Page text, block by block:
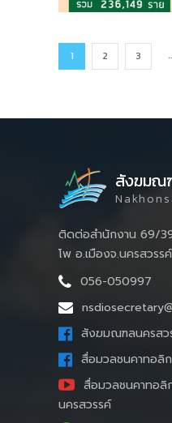
1 2 3
สังฆมณ
ติดต่อสำนักงาน 69/
โพ อ.เมืองจ.นครสวร
056-050997
สังฆมณฑลนครสว
สื่อมวลชนคาทอลิ
สื่อมวลชนคาทอ
นครสวรรค์